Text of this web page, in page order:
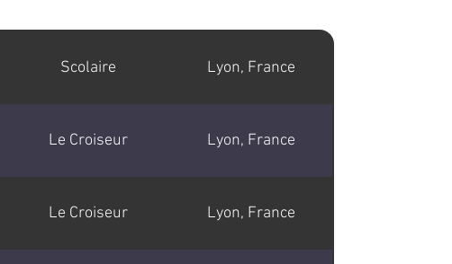
Scolaire Lyon, France
Le Croiseur Lyon, France
Le Croiseur Lyon, France